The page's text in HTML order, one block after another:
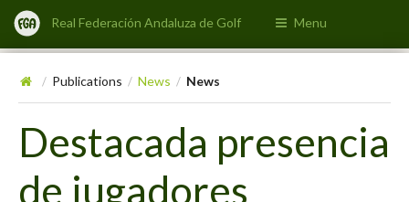
Real Federación Andaluza de Golf Menu
/ Publications / News / News
Destacada presencia
de jugadores